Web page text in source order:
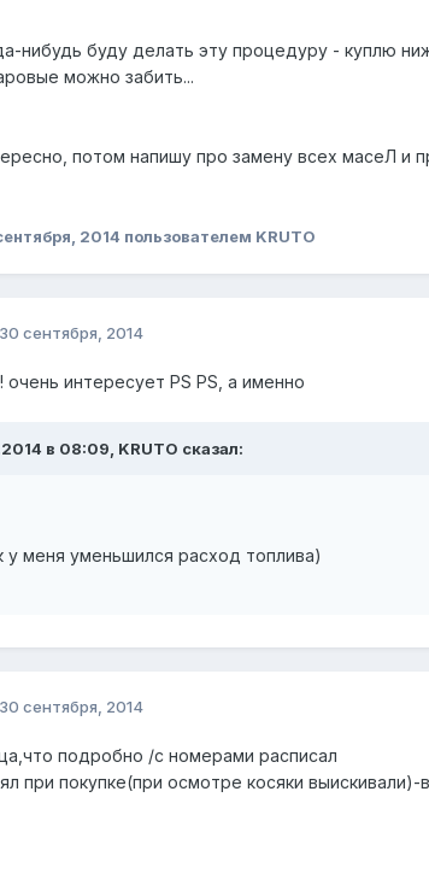
нибудь буду делать эту процедуру - куплю
можно забить...
потом напишу про замену всех масеЛ и
2014 пользователем KRUTO
30 сентября, 2014
интересует PS PS, а именно
в 08:09, KRUTO сказал:
у меня уменьшился расход топлива)
30 сентября, 2014
подробно /с номерами расписал
при покупке(при осмотре косяки